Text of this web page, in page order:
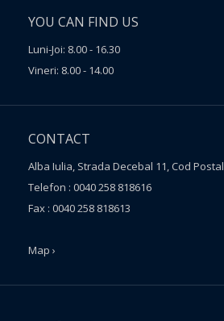
YOU CAN FIND US
Luni-Joi: 8.00 - 16.30
Vineri: 8.00 - 14.00
CONTACT
Alba Iulia, Strada Decebal 11, Cod
Telefon : 0040 258 818616
Fax : 0040 258 818613
Map ›